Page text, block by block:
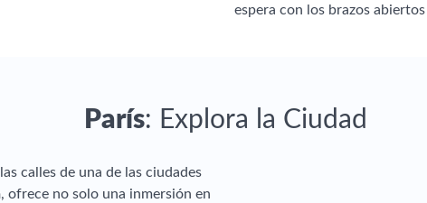
espera con los brazos
París: Explora la Ciudad
calles de una de las ciudades
, ofrece no solo una inmersión en